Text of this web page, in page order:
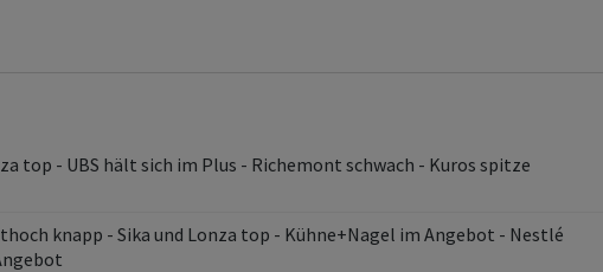
top - UBS hält sich im Plus - Richemont schwach - Kuros spitze
knapp - Sika und Lonza top - Kühne+Nagel im Angebot - Nestlé